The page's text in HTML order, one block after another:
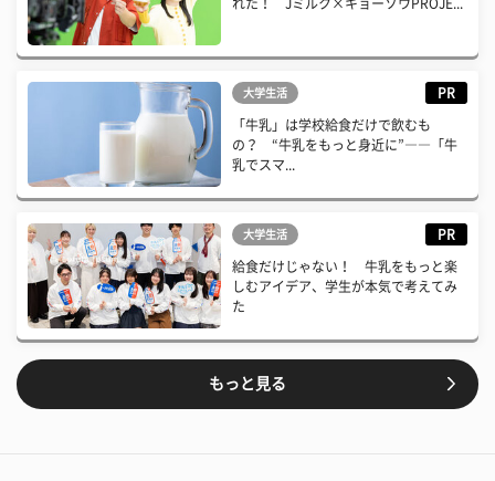
れた！ Jミルク×キョーソウPROJE...
大学生活 PR
「牛乳」は学校給食だけで飲むも
の？ “牛乳をもっと身近に”――「牛
乳でスマ...
大学生活 PR
給食だけじゃない！ 牛乳をもっと楽
しむアイデア、学生が本気で考えてみ
た
もっと見る